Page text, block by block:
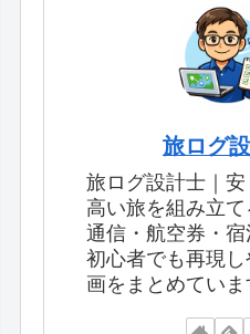
旅ログ
旅ログ設計士｜
高い旅を組み立て
通信・航空券・宿
初心者でも再現
画をまとめていま